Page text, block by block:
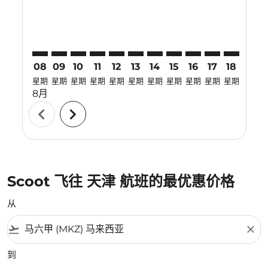
08
星期
8月
09
星期
10
星期
11
星期
12
星期
13
星期
14
星期
15
星期
16
星期
17
星期
18
星期
chevron_left chevron_right
Scoot 飞往 天津 航班的最优惠价格
从
flight_takeoff close
到